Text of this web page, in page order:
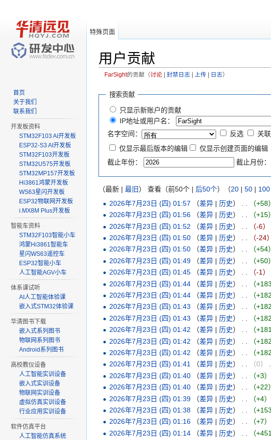
用户贡献
FarSight的贡献（讨论| 封禁日志| 上传| 日志）
搜索贡献
只显示新账户的贡献
IP地址或用户名：
名字空间：
反选
关
仅显示最后版本的编辑
仅显示创建页面的编辑
截止年份：
截止月份：
（最新 | 最旧） 查看（前50个 | 后50个）（20 | 50 | 100
2026年7月23日 (四) 01:57 （差异 | 历史） （+58）
2026年7月23日 (四) 01:56 （差异 | 历史） . . （+15）
2026年7月23日 (四) 01:52 （差异 | 历史） （-6）
2026年7月23日 (四) 01:50 （差异 | 历史） （-24）
2026年7月23日 (四) 01:50 （差异 | 历史） . . （+54）
2026年7月23日 (四) 01:49 （差异 | 历史） （+50）
2026年7月23日 (四) 01:45 （差异 | 历史） . . （-1）
2026年7月23日 (四) 01:44 （差异 | 历史） （
2026年7月23日 (四) 01:44 （差异 | 历史） （
2026年7月23日 (四) 01:43 （差异 | 历史） . . （
2026年7月23日 (四) 01:43 （差异 | 历史） （
2026年7月23日 (四) 01:42 （差异 | 历史） . . （
2026年7月23日 (四) 01:42 （差异 | 历史） （
2026年7月23日 (四) 01:42 （差异 | 历史） （
2026年7月23日 (四) 01:41 （差异 | 历史） . . （0）
2026年7月23日 (四) 01:40 （差异 | 历史） （+3）
2026年7月23日 (四) 01:40 （差异 | 历史） （+22）
2026年7月23日 (四) 01:39 （差异 | 历史） （+4）
2026年7月23日 (四) 01:38 （差异 | 历史） （
2026年7月23日 (四) 01:16 （差异 | 历史） . . （+7）
2026年7月23日 (四) 01:14 （差异 | 历史） （
特殊页面
首页
关于我们
联系我们
开发板资料
STM32F103 AI开发板
ESP32-S3 AI开发板
STM32F103开发板
STM32U575开发板
STM32MP157开发板
Hi3861鸿蒙开发板
WS63星闪开发板
ESP32物联网开发板
i.MX8M Plus开发板
智能车资料
STM32F103智能小车
鸿蒙Hi3861智能车
星闪WS63遥控车
ESP32智能小车
人工智能AGV小车
体系课试听
AI人工智能体验课
嵌入式STM32体验课
华清图书下载
嵌入式系列图书
物联网系列图书
Android系列图书
高校教仪设备
人工智能实训设备
嵌入式实训设备
物联网实训设备
虚拟仿真实训设备
行业应用实训设备
软件仿真平台
人工智能仿真系统